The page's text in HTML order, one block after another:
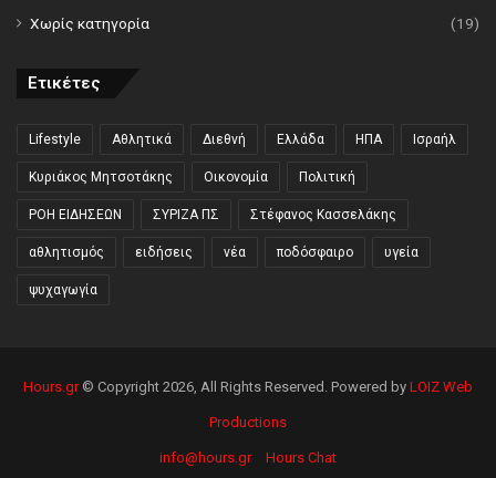
Χωρίς κατηγορία
(19)
Ετικέτες
Lifestyle Αθλητικά Διεθνή Ελλάδα ΗΠΑ Ισραήλ
Κυριάκος Μητσοτάκης Οικονομία Πολιτική
ΡΟΗ ΕΙΔΗΣΕΩΝ ΣΥΡΙΖΑ ΠΣ Στέφανος Κασσελάκης
αθλητισμός ειδήσεις νέα ποδόσφαιρο υγεία
ψυχαγωγία
Hours.gr© Copyright 2026, All Rights Reserved. Powered by LOIZ Web
Productions
info@hours.gr Hours Chat